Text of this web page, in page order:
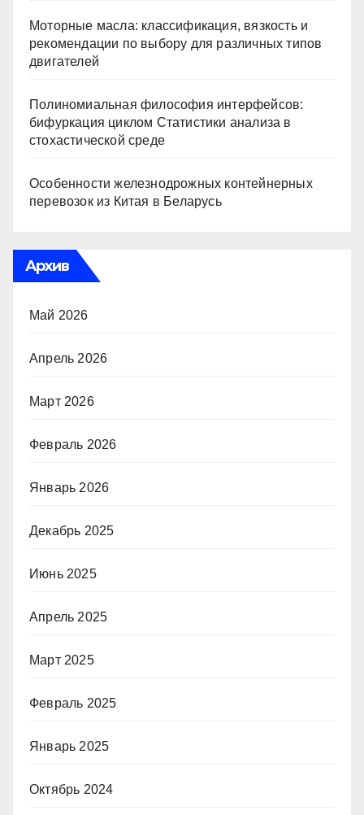
Моторные масла: классификация, вязкость и
рекомендации по выбору для различных типов
двигателей
Полиномиальная философия интерфейсов:
бифуркация циклом Статистики анализа в
стохастической среде
Особенности железнодрожных контейнерных
перевозок из Китая в Беларусь
Архив
Май 2026
Апрель 2026
Март 2026
Февраль 2026
Январь 2026
Декабрь 2025
Июнь 2025
Апрель 2025
Март 2025
Февраль 2025
Январь 2025
Октябрь 2024